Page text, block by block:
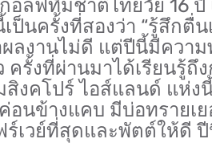
ล์ฟทีมชาติไทยวัย 16 ปี
ป็นครั้งที่สองว่า “รู้สึกตื่
ลงานไม่ดี แต่ปีนี้มีควา
รั้งที่ผ่านมาได้เรียนรู้ถึ
งคโปร์ ไอส์แลนด์ แห่งนี้
อนข้างแคบ มีบ่อทรายเ
ร์เวย์ที่สุดและพัตต์ให้ดี